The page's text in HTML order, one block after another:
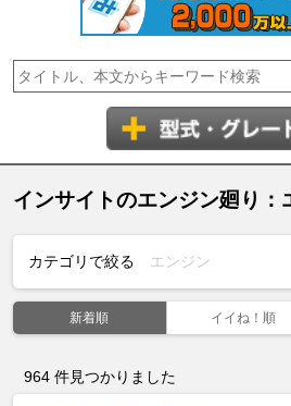
インサイトのエンジン廻り：
カテゴリで絞る エンジン
新着順 イイね！順
964 件見つかりました